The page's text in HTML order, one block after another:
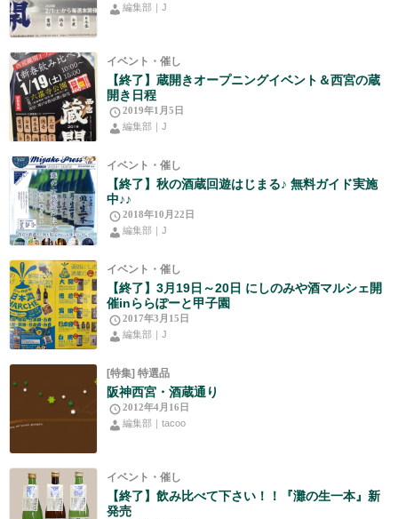
編集部｜J
イベント・催し
【終了】蔵開きオープニングイベント＆西宮の蔵
開き日程
2019年1月5日
編集部｜J
イベント・催し
【終了】秋の酒蔵回遊はじまる♪ 無料ガイド実施
中♪♪
2018年10月22日
編集部｜J
イベント・催し
【終了】3月19日～20日 にしのみや酒マルシェ開
催inららぽーと甲子園
2017年3月15日
編集部｜J
[特集] 特選品
阪神西宮・酒蔵通り
2012年4月16日
編集部｜tacoo
イベント・催し
【終了】飲み比べて下さい！！『灘の生一本』新
発売